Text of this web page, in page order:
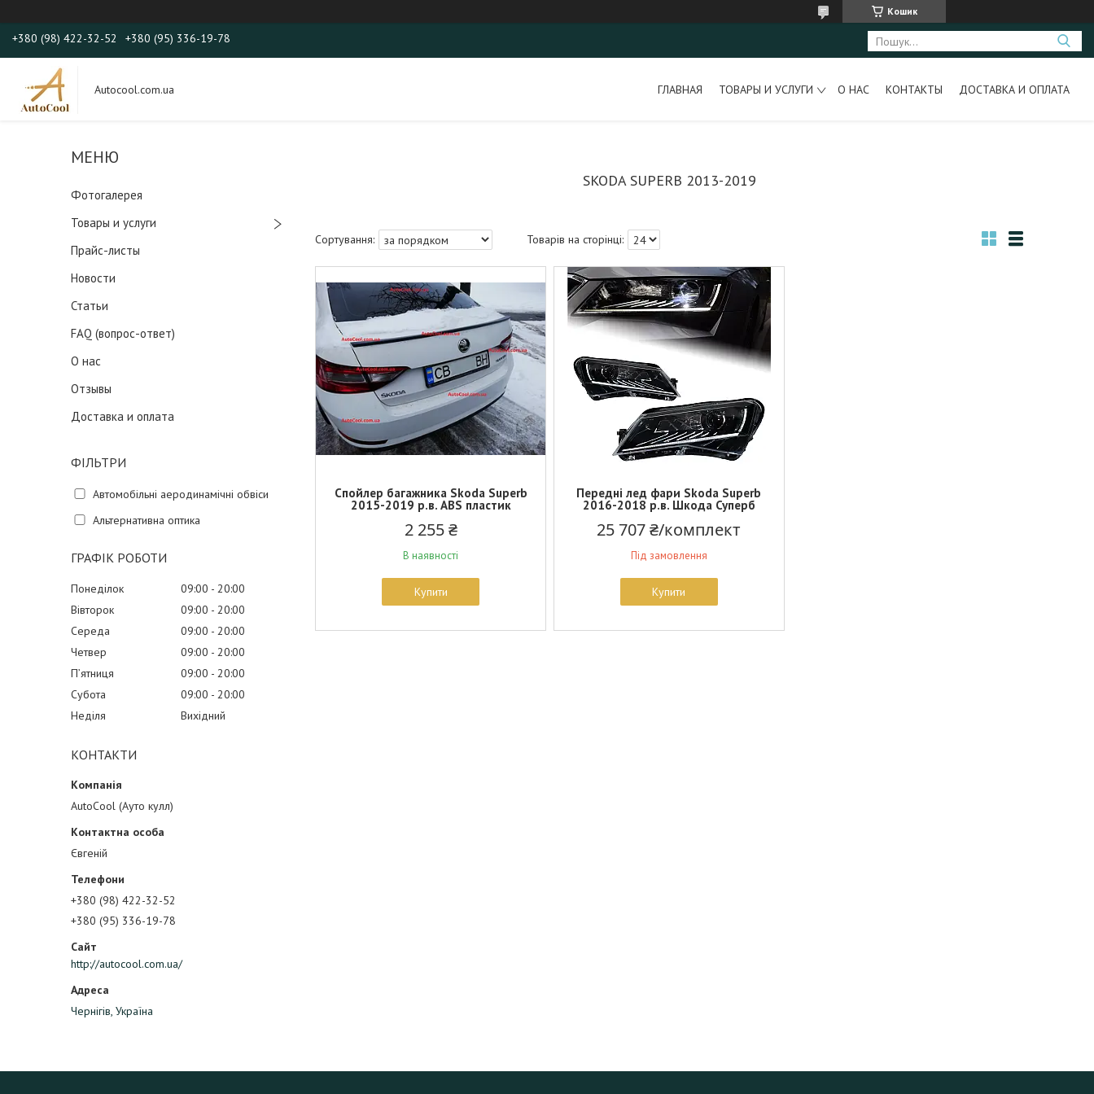
Кошик
+380 (98) 422-32-52 +380 (95) 336-19-78
Autocool.com.ua ГЛАВНАЯ ТОВАРЫ И УСЛУГИ О НАС КОНТАКТЫ ДОСТАВКА И ОПЛАТА
Фотогалерея
Товары и услуги
Прайс-листы
Новости
Статьи
FAQ (вопрос-ответ)
О нас
Отзывы
Доставка и оплата
ФІЛЬТРИ
Автомобільні аеродинамічні обвіси
Альтернативна оптика
ГРАФІК РОБОТИ
Понеділок 09:00
20:00
Вівторок
09:00
20:00
Середа
09:00
20:00
Четвер
09:00
20:00
Пʼятниця
09:00
20:00
Субота
09:00
20:00
Неділя
Вихідний
КОНТАКТИ
AutoCool (Ауто кулл)
Євгеній
+380 (98) 422-32-52
+380 (95) 336-19-78
http://autocool.com.ua/
Чернігів, Україна
SKODA SUPERB 2013-2019
Спойлер багажника Skoda Superb
2015-2019 р.в. ABS пластик
2 255 ₴
В наявності
Купити
Передні лед фари Skoda Superb
2016-2018 р.в. Шкода Суперб
25 707 ₴/комплект
Під замовлення
Купити